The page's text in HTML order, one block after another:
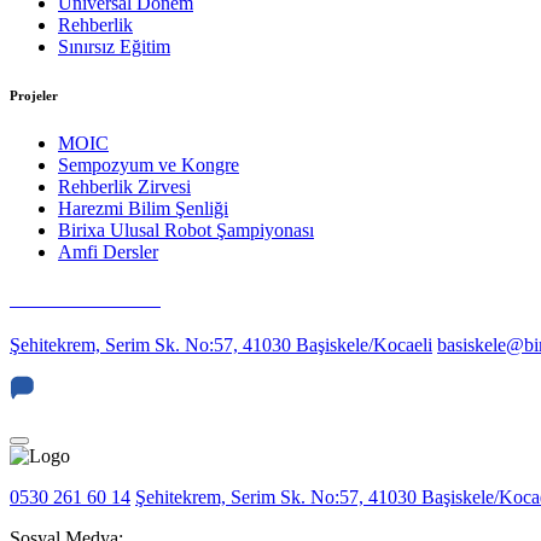
Rehberlik
Sınırsız Eğitim
Projeler
MOIC
Sempozyum ve Kongre
Rehberlik Zirvesi
Harezmi Bilim Şenliği
Birixa Ulusal Robot Şampiyonası
Amfi Dersler
Şehitekrem, Serim Sk. No:57, 41030 Başiskele/Kocaeli
0530 261 60 14 Şehitekrem, Serim Sk. No:57, 41030 Başiskele/